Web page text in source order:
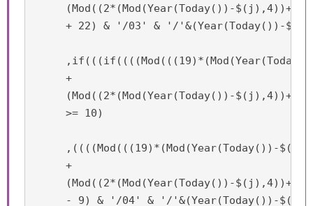
(Mod((2*(Mod(Year(Today())-
+ 22) & '/03' & '/'&(Year(Today())-
+
(Mod((2*(Mod(Year(Today())-
>= 10)
,((((Mod(((19)*(Mod(Year(Today())-
+
(Mod((2*(Mod(Year(Today())-
- 9) & '/04' & '/'&(Year(Today())-